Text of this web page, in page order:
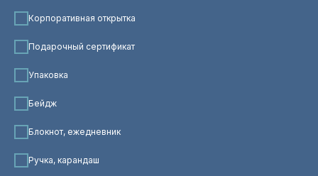
Корпоративная открытка
Подарочный сертификат
Упаковка
Бейдж
Блокнот, ежедневник
Ручка, карандаш